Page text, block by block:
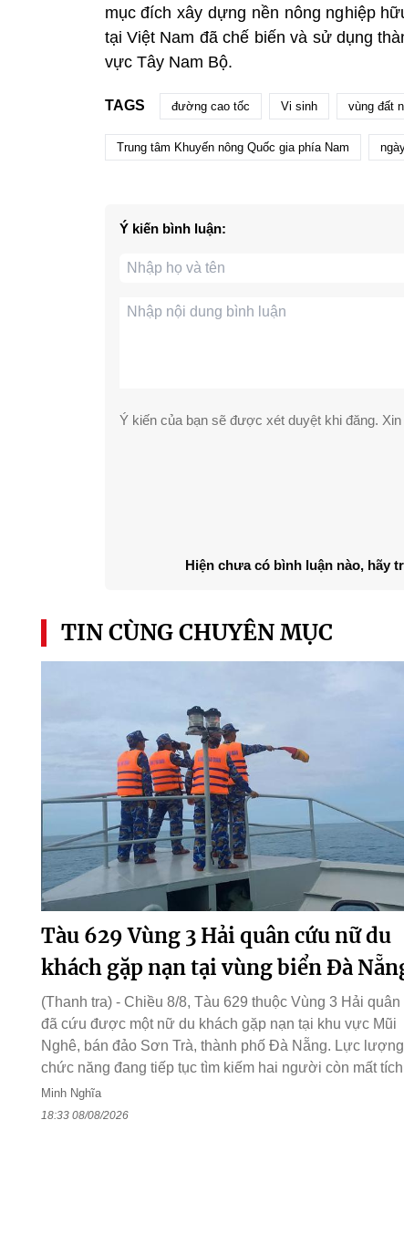
mục đích xây dựng nền nông nghiệp
tại Việt Nam đã chế biến và sử dụng
vực Tây Nam Bộ.
TAGS đường cao tốc Vi sinh vùng đất
Trung tâm Khuyến nông Quốc gia phía Nam
Ý kiến bình luận:
Ý kiến của bạn sẽ được xét duyệt khi đăng.
Hiện chưa có bình luận nào, hãy
TIN CÙNG CHUYÊN MỤC
Tàu 629 Vùng 3 Hải quân cứu nữ du
khách gặp nạn tại vùng biển Đà
(Thanh tra) - Chiều 8/8, Tàu 629 thuộc Vùng 3 Hải quân
đã cứu được một nữ du khách gặp nạn tại khu vực Mũi
Nghê, bán đảo Sơn Trà, thành phố Đà Nẵng. Lực lượng
chức năng đang tiếp tục tìm kiếm hai người còn mất
Minh Nghĩa
18:33 08/08/2026